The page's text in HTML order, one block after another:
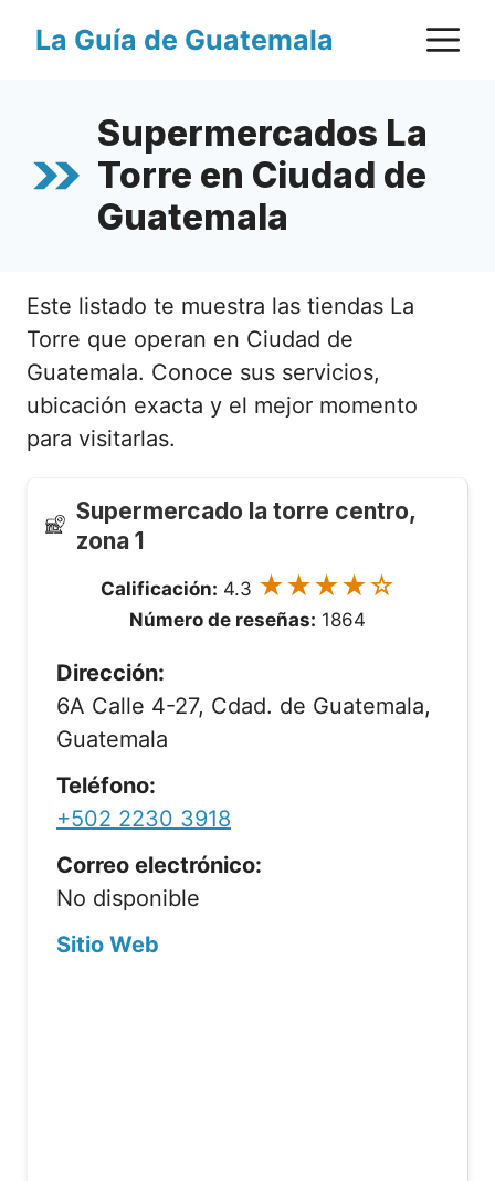
La Guía de Guatemala
Supermercados La
Torre en Ciudad de
Guatemala
Este listado te muestra las tiendas La
Torre que operan en Ciudad de
Guatemala. Conoce sus servicios,
ubicación exacta y el mejor momento
para visitarlas.
Supermercado la torre centro,
zona 1
Calificación: 4.3 ★★★★☆
Número de reseñas: 1864
Dirección:
6A Calle 4-27, Cdad. de Guatemala,
Guatemala
Teléfono:
+502 2230 3918
Correo electrónico:
No disponible
Sitio Web